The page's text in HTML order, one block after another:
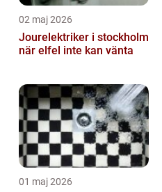
02 maj 2026
Jourelektriker i stockholm
när elfel inte kan vänta
01 maj 2026